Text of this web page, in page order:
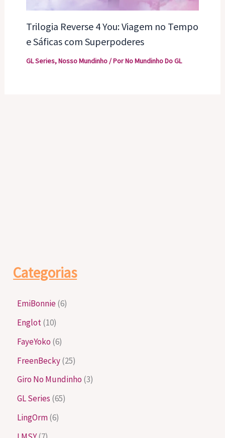
Trilogia Reverse 4 You: Viagem no Tempo
e Sáficas com Superpoderes
GL Series,Nosso Mundinho/ PorNo Mundinho Do GL
Categorias
EmiBonnie(6)
Englot(10)
FayeYoko (6)
FreenBecky(25)
Giro No Mundinho (3)
GL Series (65)
LingOrm(6)